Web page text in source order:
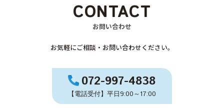
CONTACT
お問い合わせ
お気軽にご相談・お問い合わせください。
072-997-4838
【電話受付】平日9:00～17:00